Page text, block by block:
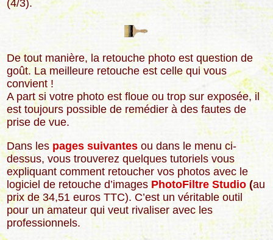
(4/3).
De tout manière, la retouche photo est question de
goût. La meilleure retouche est celle qui vous
convient !
A part si votre photo est floue ou trop sur exposée, il
est toujours possible de remédier à des fautes de
prise de vue.
Dans les pages suivantes ou dans le menu ci-
dessus, vous trouverez quelques tutoriels vous
expliquant comment retoucher vos photos avec le
logiciel de retouche d’images PhotoFiltre Studio(au
prix de 34,51 euros TTC). C’est un véritable outil
pour un amateur qui veut rivaliser avec les
professionnels.